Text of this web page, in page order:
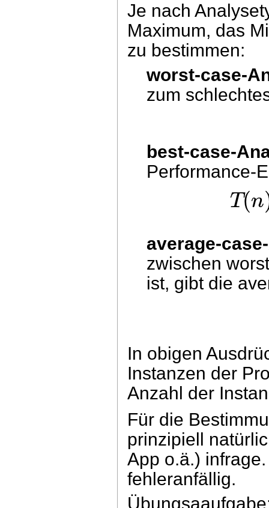
Je nach
Maximum, das
zu bestimmen:
worst-case-
zum
best-case-
Performance-
T(n
average-
zwischen
ist, gibt die
In obigen
Instanzen der
Anzahl der
Für die
prinzipiell
App o.ä.)
fehleranfällig.